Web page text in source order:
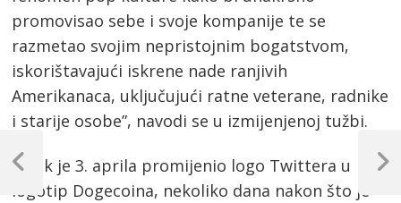
promovisao sebe i svoje kompanije te se
razmetao svojim nepristojnim bogatstvom,
iskorištavajući iskrene nade ranjivih
Amerikanaca, uključujući ratne veterane, radnike
i starije osobe”, navodi se u izmijenjenoj tužbi.
Musk je 3. aprila promijenio logo Twittera u
logotip Dogecoina, nekoliko dana nakon što je
Post
navigation
Previous
Next
Post